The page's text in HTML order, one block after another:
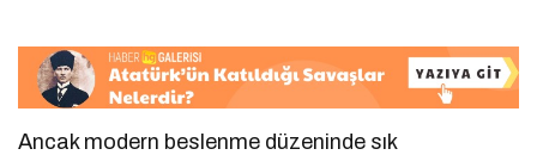
Ancak modern beslenme düzeninde sık